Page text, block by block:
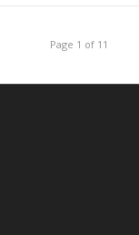
Page 1 of 11